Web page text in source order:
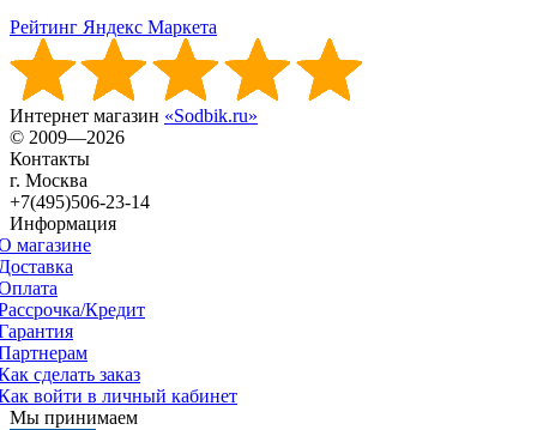
Рейтинг Яндекс Маркета
Интернет магазин «Sodbik.ru»
© 2009—2026
Контакты
г. Москва
+7(495)506-23-14
Информация
магазине
Кредит
сделать заказ
войти в личный кабинет
Мы принимаем